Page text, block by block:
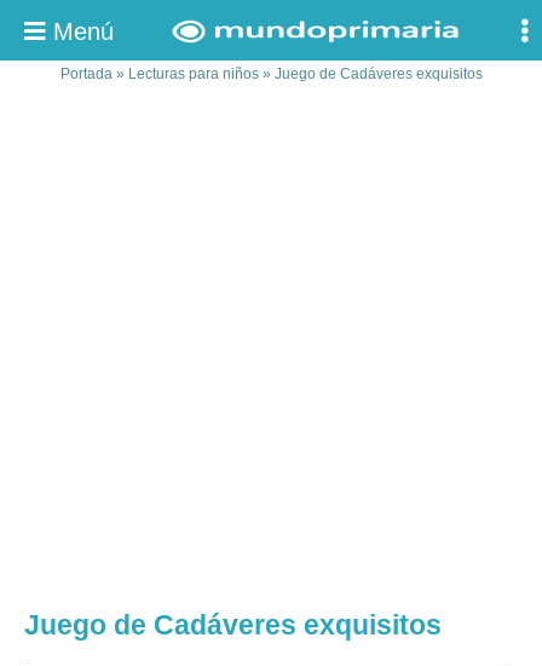
Menú
Portada» Lecturas para niños» Juego de Cadáveres exquisitos
Juego de Cadáveres exquisitos